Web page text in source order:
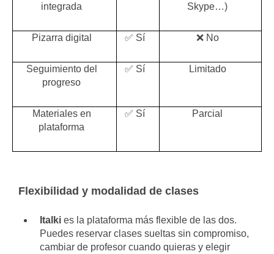
integrada
Skype…)
Pizarra digital ✅ Sí ❌ No
Seguimiento del
progreso
✅ Sí Limitado
Materiales en
plataforma
✅ Sí Parcial
Flexibilidad y modalidad de clases
Italki es la plataforma más flexible de las dos.
Puedes reservar clases sueltas sin compromiso,
cambiar de profesor cuando quieras y elegir